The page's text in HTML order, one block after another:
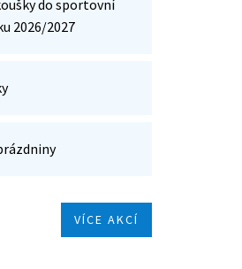
do sportovní
2026/2027
VÍCE AKCÍ